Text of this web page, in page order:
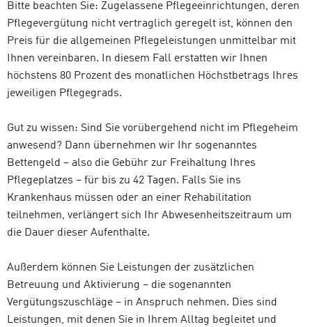
Bitte beachten Sie: Zugelassene Pflegeeinrichtungen, deren
Pflegevergütung nicht vertraglich geregelt ist, können den
Preis für die allgemeinen Pflegeleistungen unmittelbar mit
Ihnen vereinbaren. In diesem Fall erstatten wir Ihnen
höchstens 80 Prozent des monatlichen Höchstbetrags Ihres
jeweiligen Pflegegrads.
Gut zu wissen: Sind Sie vorübergehend nicht im Pflegeheim
anwesend? Dann übernehmen wir Ihr sogenanntes
Bettengeld – also die Gebühr zur Freihaltung Ihres
Pflegeplatzes – für bis zu 42 Tagen. Falls Sie ins
Krankenhaus müssen oder an einer Rehabilitation
teilnehmen, verlängert sich Ihr Abwesenheitszeitraum um
die Dauer dieser Aufenthalte.
Außerdem können Sie Leistungen der zusätzlichen
Betreuung und Aktivierung – die sogenannten
Vergütungszuschläge – in Anspruch nehmen. Dies sind
Leistungen, mit denen Sie in Ihrem Alltag begleitet und